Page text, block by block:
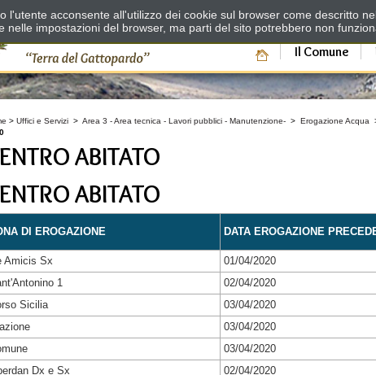
Il Comune
> Uffici e Servizi > Area 3 - Area tecnica - Lavori pubblici - Manutenzione- > Erogazione Acqua
ABITATO
ABITATO
DI EROGAZIONE DATA EROGAZIONE
Amicis Sx
01/04/2020
1
02/04/2020
Sicilia
03/04/2020
03/04/2020
03/04/2020
Dx e Sx
02/04/2020
l'utente acconsente all'utilizzo dei cookie sul browser come descritto
nelle impostazioni del browser, ma parti del sito potrebbero non